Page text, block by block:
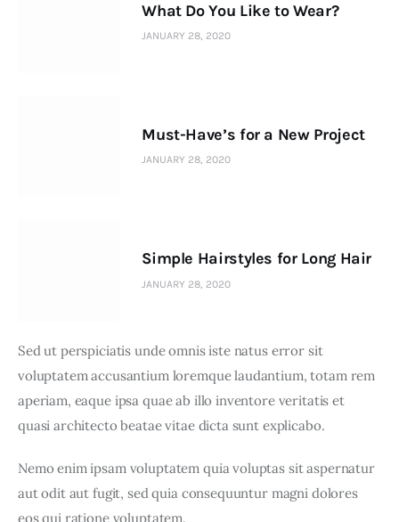
What Do You Like to Wear?
JANUARY 28, 2020
Must-Have’s for a New Project
JANUARY 28, 2020
Simple Hairstyles for Long Hair
JANUARY 28, 2020
Sed ut perspiciatis unde omnis iste natus error sit
voluptatem accusantium loremque laudantium, totam rem
aperiam, eaque ipsa quae ab illo inventore veritatis et
quasi architecto beatae vitae dicta sunt explicabo.
Nemo enim ipsam voluptatem quia voluptas sit aspernatur
aut odit aut fugit, sed quia consequuntur magni dolores
eos qui ratione voluptatem.